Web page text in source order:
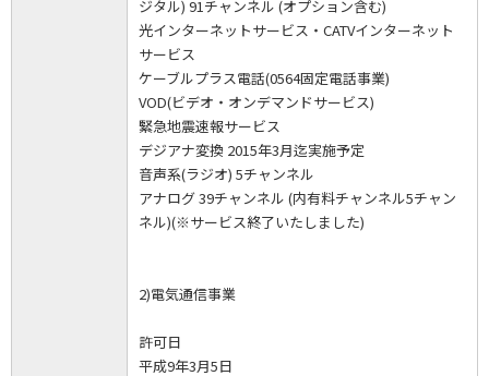
ジタル) 91チャンネル (オプション含む)
光インターネットサービス・CATVインターネット
サービス
ケーブルプラス電話(0564固定電話事業)
VOD(ビデオ・オンデマンドサービス)
緊急地震速報サービス
デジアナ変換 2015年3月迄実施予定
音声系(ラジオ) 5チャンネル
アナログ 39チャンネル (内有料チャンネル5チャン
ネル)(※サービス終了いたしました)
2)電気通信事業
許可日
平成9年3月5日